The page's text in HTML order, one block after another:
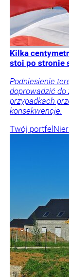
Kilka
stoi po stronie
Podniesienie
doprowadzić do
przypadkach
konsekwencje.
Twój portfel